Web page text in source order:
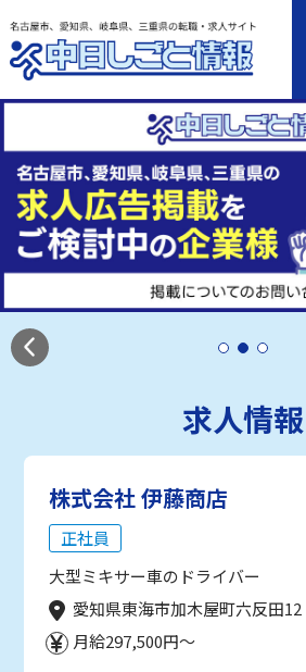
求人情報
株式会社 伊藤商店
正社員
大型ミキサー車のドライバー
愛知県東海市加木屋町六反田12
月給297,500円～